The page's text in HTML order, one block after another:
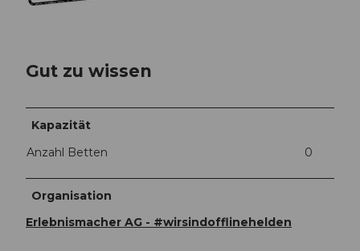
Gut zu wissen
Kapazität
Anzahl Betten
0
Organisation
Erlebnismacher AG - #wirsindofflinehelden